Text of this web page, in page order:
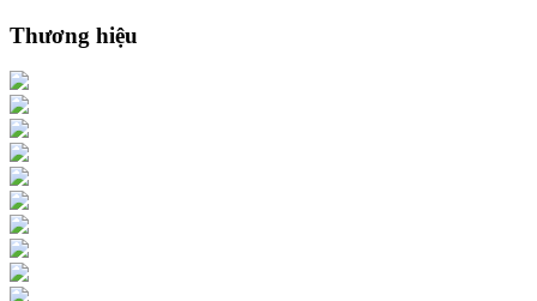
Thương hiệu